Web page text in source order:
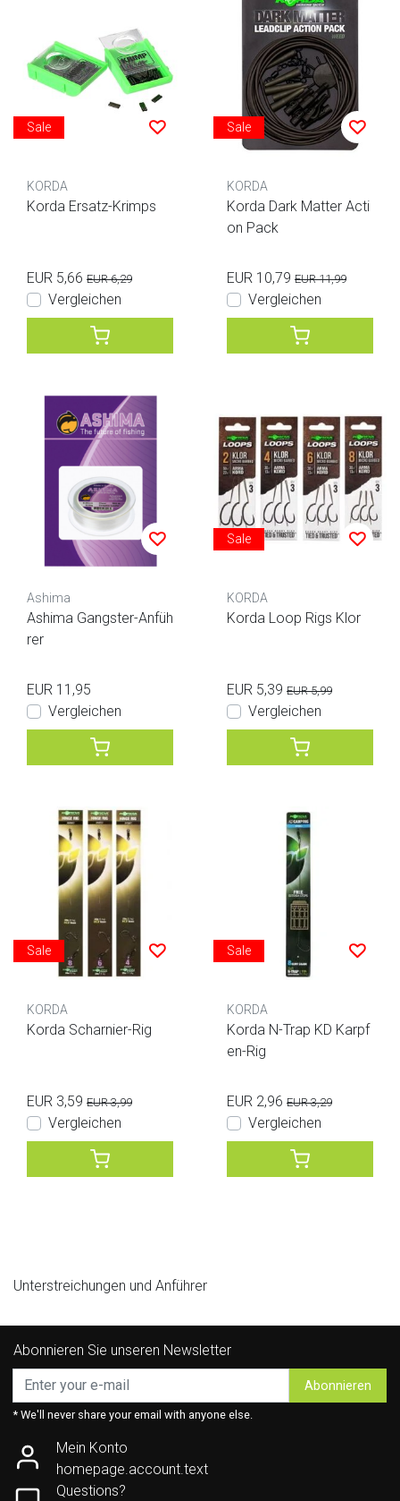
Sale
KORDA
Korda Ersatz-Krimps
EUR 5,66 EUR 6,29
Vergleichen
Sale
KORDA
Korda Dark Matter Acti
on Pack
EUR 10,79 EUR 11,99
Vergleichen
Ashima
Ashima Gangster-Anfüh
rer
EUR 11,95
Vergleichen
Sale
KORDA
Korda Loop Rigs Klor
EUR 5,39 EUR 5,99
Vergleichen
Sale
KORDA
Korda Scharnier-Rig
EUR 3,59 EUR 3,99
Vergleichen
Sale
KORDA
Korda N-Trap KD Karpf
en-Rig
EUR 2,96 EUR 3,29
Vergleichen
Unterstreichungen und Anführer
Abonnieren Sie unseren Newsletter
Abonnieren
* We'll never share your email with anyone else.
Mein Konto
homepage.account.text
Questions?